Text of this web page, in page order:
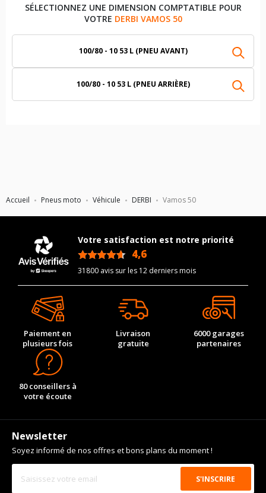
Accueil Pneus moto Véhicule DERBI Vamos 50
SÉLECTIONNEZ UNE DIMENSION COMPTATIBLE POUR
VOTRE DERBI VAMOS 50
100/80 - 10 53 L (PNEU AVANT)
100/80 - 10 53 L (PNEU ARRIÈRE)
Votre satisfaction est notre priorité
4,6
31800 avis sur les 12 derniers mois
Paiement en
plusieurs fois
Livraison
gratuite
6000 garages
partenaires
80 conseillers à
votre écoute
Newsletter
Soyez informé de nos offres et bons plans du moment !